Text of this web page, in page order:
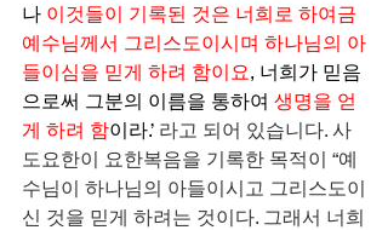
나 이것들이 기록된 것은 너희로 하여금
예수님께서 그리스도이시며 하나님의 아
들이심을 믿게 하려 함이요, 너희가 믿음
으로써 그분의 이름을 통하여 생명을 얻
게 하려 함이라.’ 라고 되어 있습니다. 사
도요한이 요한복음을 기록한 목적이 “예
수님이 하나님의 아들이시고 그리스도이
신 것을 믿게 하려는 것이다. 그래서 너희